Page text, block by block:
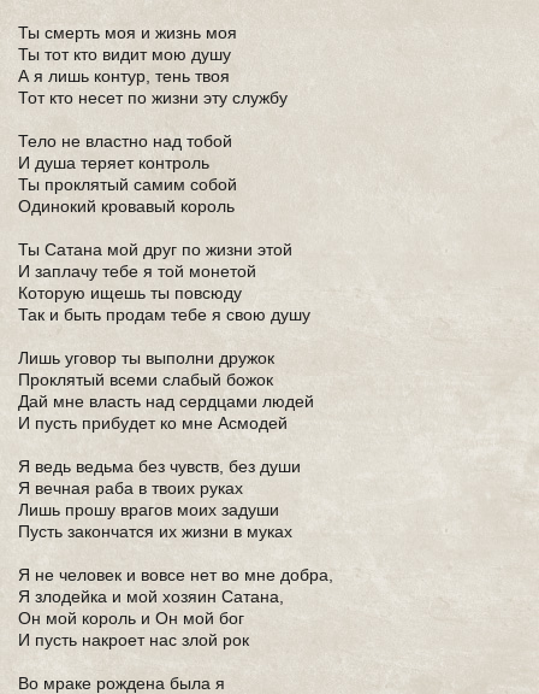
Ты смерть моя и жизнь моя
Ты тот кто видит мою душу
А я лишь контур, тень твоя
Тот кто несет по жизни эту службу
Тело не властно над тобой
И душа теряет контроль
Ты проклятый самим собой
Одинокий кровавый король
Ты Сатана мой друг по жизни этой
И заплачу тебе я той монетой
Которую ищешь ты повсюду
Так и быть продам тебе я свою душу
Лишь уговор ты выполни дружок
Проклятый всеми слабый божок
Дай мне власть над сердцами людей
И пусть прибудет ко мне Асмодей
Я ведь ведьма без чувств, без души
Я вечная раба в твоих руках
Лишь прошу врагов моих задуши
Пусть закончатся их жизни в муках
Я не человек и вовсе нет во мне добра,
Я злодейка и мой хозяин Сатана,
Он мой король и Он мой бог
И пусть накроет нас злой рок
Во мраке рождена была я